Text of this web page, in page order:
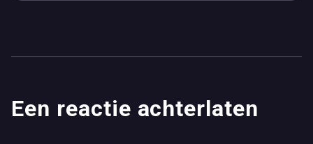
Een reactie achterlaten